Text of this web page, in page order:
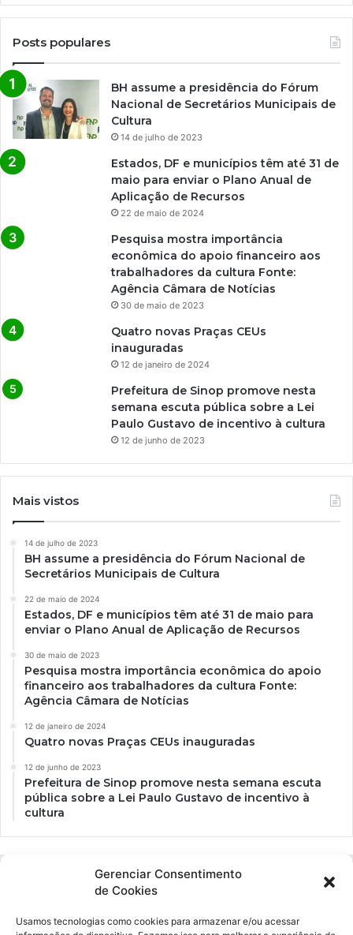
Gerenciar Consentimento
de Cookies
Usamos tecnologias como cookies para armazenar e/ou acessar
Posts populares
BH assume a presidência do Fórum
Nacional de Secretários Municipais de
Cultura
14 de julho de 2023
Estados, DF e municípios têm até 31 de
maio para enviar o Plano Anual de
Aplicação de Recursos
22 de maio de 2024
Pesquisa mostra importância
econômica do apoio financeiro aos
trabalhadores da cultura Fonte:
Agência Câmara de Notícias
30 de maio de 2023
Quatro novas Praças CEUs
inauguradas
12 de janeiro de 2024
Prefeitura de Sinop promove nesta
semana escuta pública sobre a Lei
Paulo Gustavo de incentivo à cultura
12 de junho de 2023
Mais vistos
14 de julho de 2023
BH assume a presidência do Fórum Nacional de
Secretários Municipais de Cultura
22 de maio de 2024
Estados, DF e municípios têm até 31 de maio para
enviar o Plano Anual de Aplicação de Recursos
30 de maio de 2023
Pesquisa mostra importância econômica do apoio
financeiro aos trabalhadores da cultura Fonte:
Agência Câmara de Notícias
12 de janeiro de 2024
Quatro novas Praças CEUs inauguradas
12 de junho de 2023
Prefeitura de Sinop promove nesta semana escuta
pública sobre a Lei Paulo Gustavo de incentivo à
cultura